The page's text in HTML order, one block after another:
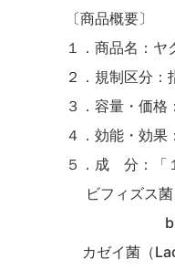
〔商品概要〕
１．商品名 ：
２．規制区分
３．容量・価格
４．効能・効果
５． 成 分 ：「
ビフィズス
カゼイ菌（